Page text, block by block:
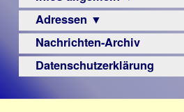
Urteile
Sehbehinderung
Frühförderung
Schule
–
Adressen ▼
Augenoptiker
Berufsbildungswerke
Nachrichten-Archiv
Datenschutzerklärung